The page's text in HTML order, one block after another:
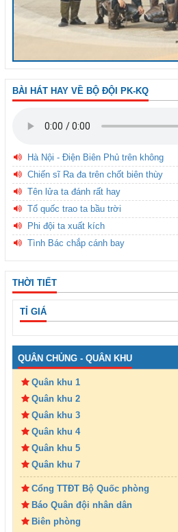
BÀI HÁT HAY VỀ BỘ ĐỘI PK-KQ
Hà Nội - Điện Biên Phủ trên không
Chiến sĩ Ra đa trên chốt biên thùy
Tên lửa ta đánh rất hay
Tổ quốc trao ta bầu trời
Phi đội ta xuất kích
Tình Bác chắp cánh bay
THỜI TIẾT
TỈ GIÁ
QUÂN CHỦNG - QUÂN KHU
Quân khu 1
Quân khu 2
Quân khu 3
Quân khu 4
Quân khu 5
Quân khu 7
Cổng TTĐT Bộ Quốc phòng
Báo Quân đội nhân dân
Biên phòng